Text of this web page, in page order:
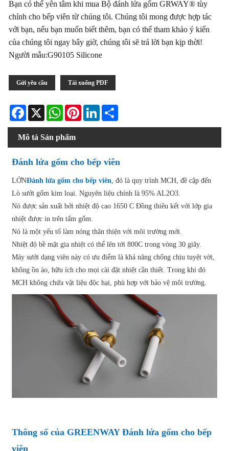
Bạn có thể yên tâm khi mua Bộ đánh lửa gốm GRWAY® tùy
chỉnh cho bếp viên từ chúng tôi. Chúng tôi mong được hợp tác
với bạn, nếu bạn muốn biết thêm, bạn có thể tham khảo ý kiến ​​
của chúng tôi ngay bây giờ, chúng tôi sẽ trả lời bạn kịp thời!
Người mẫu:G90105 Silicone
Gửi yêu cầu Tải xuống PDF
Facebook
X WhatsAppPinterestLinkedIn
Mô tả Sản phẩm
Đánh lửa gốm cho bếp viên
LỚNĐánh lửa gốm cho bếp viên , đó là quy trình MCH, đề cập đến
Lò sưởi gốm kim loại. Nguyên liệu chính là 95% AL2O3.
Nó được sản xuất bởi nhiệt độ cao 1650 C Đồng thiêu kết với lớp gia
nhiệt được in trên tấm gốm.
Nó là một yếu tố làm nóng thân thiện với môi trường mới.
Nhiệt độ bề mặt gia nhiệt có thể lên tới 800C trong vòng 30 giây.
Máy sưởi dạng viên này có ưu điểm là khả năng chống chịu tuyệt vời,
không ồn ào, hữu ích cho mọi cài đặt nhiệt cần thiết. Trong khi đó
MCH không chứa vật liệu độc hại, phù hợp với bảo vệ môi trường.
Thông số của GREENWAY Đánh lửa gốm cho bếp
viên